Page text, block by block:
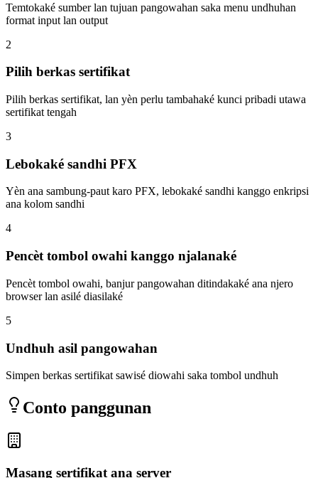
Temtokaké sumber lan tujuan pangowahan saka menu undhuhan
format input lan output
2
Pilih berkas sertifikat
Pilih berkas sertifikat, lan yèn perlu tambahaké kunci pribadi utawa
sertifikat tengah
3
Lebokaké sandhi PFX
Yèn ana sambung-paut karo PFX, lebokaké sandhi kanggo enkripsi
ana kolom sandhi
4
Pencèt tombol owahi kanggo njalanaké
Pencèt tombol owahi, banjur pangowahan ditindakaké ana njero
browser lan asilé diasilaké
5
Undhuh asil pangowahan
Simpen berkas sertifikat sawisé diowahi saka tombol undhuh
Conto panggunan
Masang sertifikat ana server